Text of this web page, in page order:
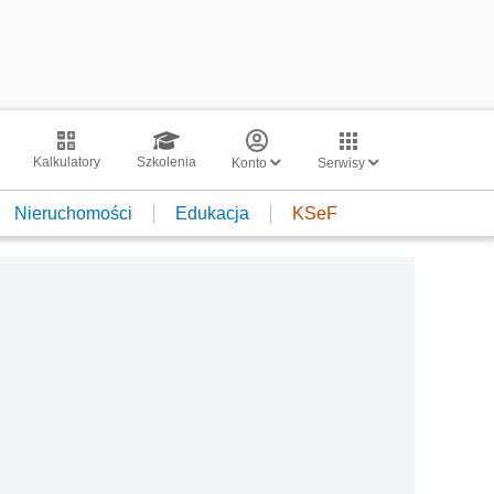
Kalkulatory Szkolenia Konto Serwisy
Nieruchomości Edukacja KSeF